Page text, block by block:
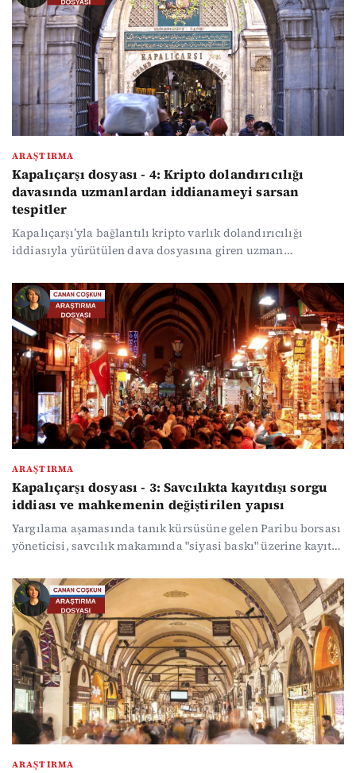
ARAŞTIRMA
Kapalıçarşı dosyası - 4: Kripto dolandırıcılığı
davasında uzmanlardan iddianameyi sarsan
tespitler
Kapalıçarşı’yla bağlantılı kripto varlık dolandırıcılığı
iddiasıyla yürütülen dava dosyasına giren uzman
tarih ve miktar uyumsuzluklarına dikkat çekiyor ve kripto
alım satım ağındaki herkesin topyekün dosyaya dahil
edildiğini vurguluyor.
ARAŞTIRMA
Kapalıçarşı dosyası - 3: Savcılıkta kayıtdışı sorgu
iddiası ve mahkemenin değiştirilen yapısı
Yargılama aşamasında tanık kürsüsüne gelen Paribu borsası
yöneticisi, savcılık makamında "siyasi baskı" üzerine kayıt
atamalarla değiştirilmesi ve "özel yetkili" hâle getirilmesi,
dosyanın seyrine dair soru işaretlerini derinleştiriyor.
ARAŞTIRMA